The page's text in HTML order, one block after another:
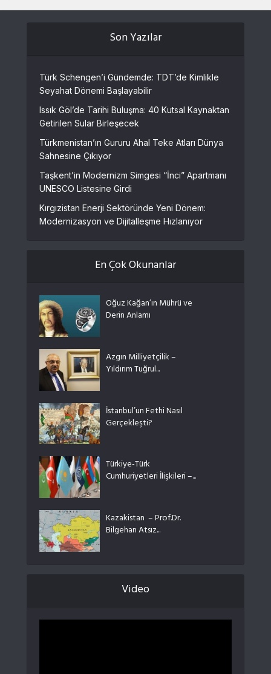
Son Yazılar
Türk Schengen’i Gündemde: TDT’de Kimlikle
Seyahat Dönemi Başlayabilir
Issık Göl’de Tarihi Buluşma: 40 Kutsal Kaynaktan
Getirilen Sular Birleşecek
Türkmenistan’ın Gururu Ahal Teke Atları Dünya
Sahnesine Çıkıyor
Taşkent’in Modernizm Simgesi “İnci” Apartmanı
UNESCO Listesine Girdi
Kırgızistan Enerji Sektöründe Yeni Dönem:
Modernizasyon ve Dijitalleşme Hızlanıyor
En Çok Okunanlar
Oğuz Kağan’ın Mührü ve
Derin Anlamı
Azgın Milliyetçilik –
Yıldırım Tuğrul...
İstanbul’un Fethi Nasıl
Gerçekleşti?
Türkiye-Türk
Cumhuriyetleri İlişkileri –...
Kazakistan – Prof.Dr.
Bilgehan Atsız...
Video